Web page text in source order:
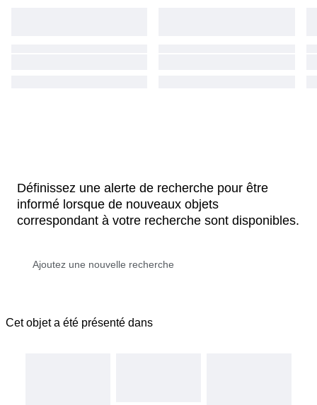
Définissez une alerte de recherche pour être
informé lorsque de nouveaux objets
correspondant à votre recherche sont disponibles.
Cet objet a été présenté dans